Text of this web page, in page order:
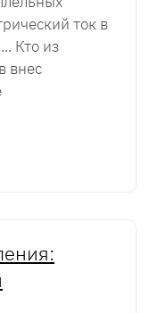
ток в
Кто из
внес